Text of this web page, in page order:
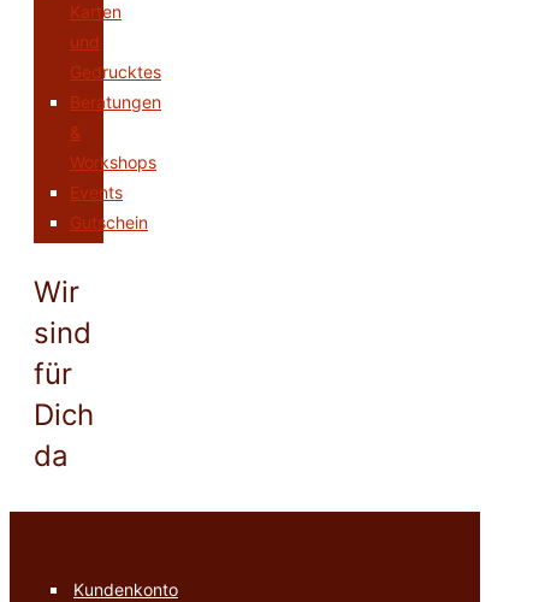
Karten
und
Gedrucktes
Beratungen
&
Workshops
Events
Gutschein
Wir
sind
für
Dich
da
Kundenkonto